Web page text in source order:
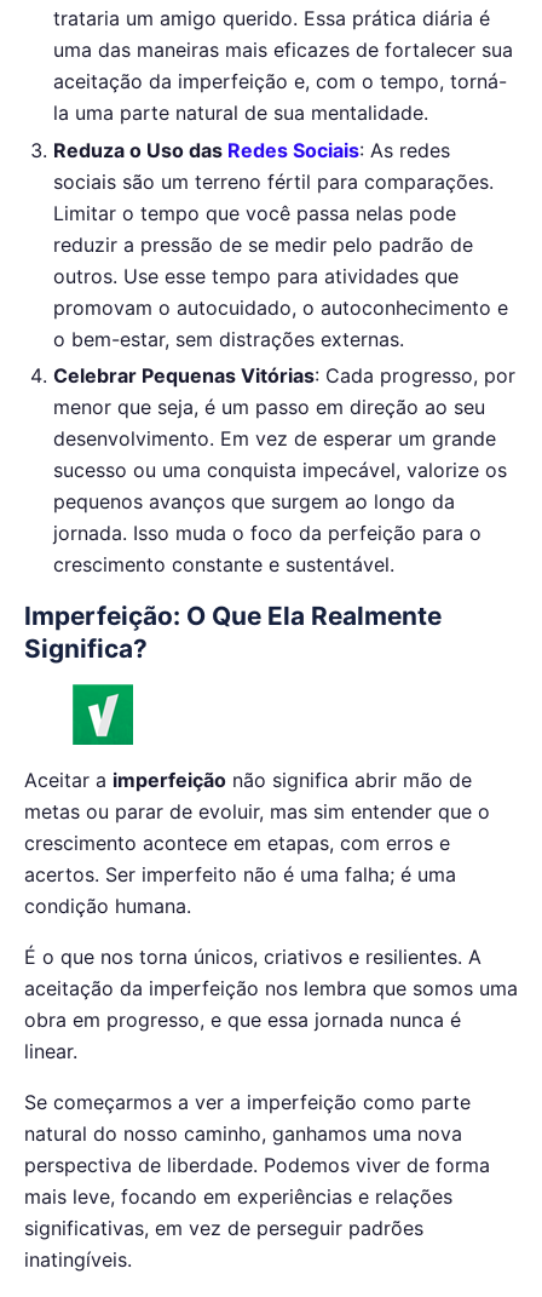
trataria um amigo querido. Essa prática diária é
uma das maneiras mais eficazes de fortalecer sua
aceitação da imperfeição e, com o tempo, torná-
la uma parte natural de sua mentalidade.
Reduza o Uso das Redes Sociais: As redes
sociais são um terreno fértil para comparações.
Limitar o tempo que você passa nelas pode
reduzir a pressão de se medir pelo padrão de
outros. Use esse tempo para atividades que
promovam o autocuidado, o autoconhecimento e
o bem-estar, sem distrações externas.
Celebrar Pequenas Vitórias: Cada progresso, por
menor que seja, é um passo em direção ao seu
desenvolvimento. Em vez de esperar um grande
sucesso ou uma conquista impecável, valorize os
pequenos avanços que surgem ao longo da
jornada. Isso muda o foco da perfeição para o
crescimento constante e sustentável.
Imperfeição: O Que Ela Realmente
Significa?
Aceitar a imperfeição não significa abrir mão de
metas ou parar de evoluir, mas sim entender que o
crescimento acontece em etapas, com erros e
acertos. Ser imperfeito não é uma falha; é uma
condição humana.
É o que nos torna únicos, criativos e resilientes. A
aceitação da imperfeição nos lembra que somos uma
obra em progresso, e que essa jornada nunca é
linear.
Se começarmos a ver a imperfeição como parte
natural do nosso caminho, ganhamos uma nova
perspectiva de liberdade. Podemos viver de forma
mais leve, focando em experiências e relações
significativas, em vez de perseguir padrões
inatingíveis.